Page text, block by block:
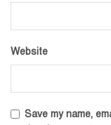
Website
Save my name,